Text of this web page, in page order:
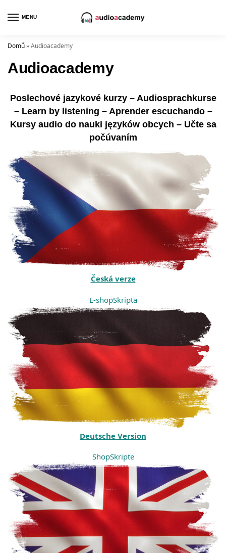
MENU
Domů»Audioacademy
Audioacademy
Poslechové jazykové kurzy – Audiosprachkurse
– Learn by listening – Aprender escuchando –
Kursy audio do nauki języków obcych – Učte sa
počúvaním
Česká verze
E-shopSkripta
Deutsche Version
ShopSkripte